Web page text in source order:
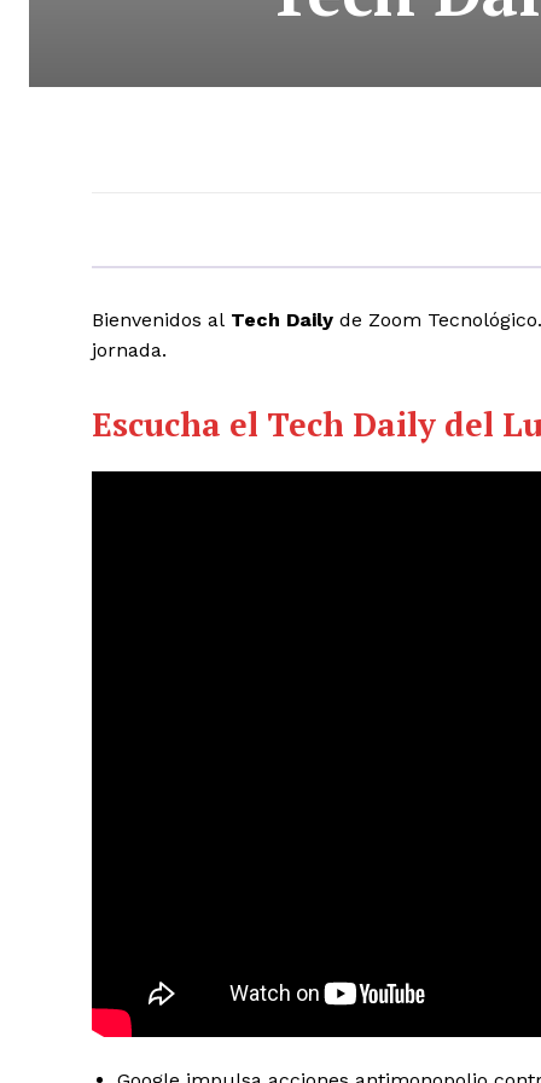
Bienvenidos al Tech Daily de Zoom
jornada.
Escucha el Tech Daily del